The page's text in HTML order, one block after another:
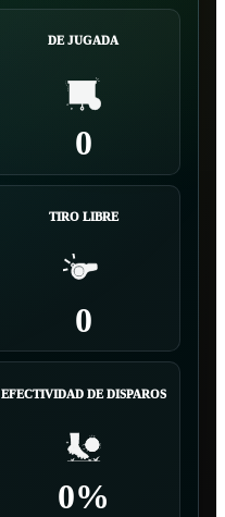
DE JUGADA
0
TIRO LIBRE
0
EFECTIVIDAD DE DISPAROS
0%